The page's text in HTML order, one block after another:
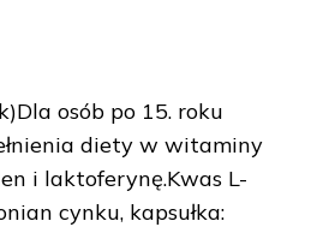
osób po 15. roku
diety w witaminy
i laktoferynę.Kwas L-
cynku, kapsułka: